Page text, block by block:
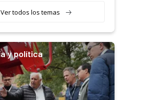
Ver todos los temas
y política